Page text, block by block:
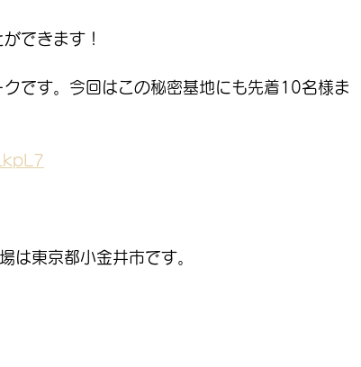
できます！
です。今回はこの秘密基地にも先着10名様ま
は東京都小金井市です。